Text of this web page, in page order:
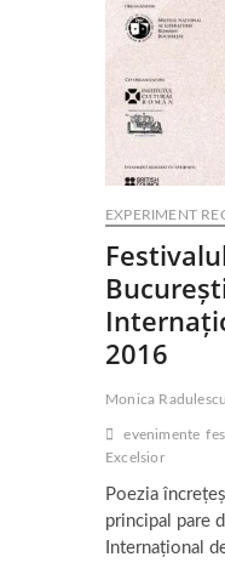
EXPERIMENT
2016
Monica Radulescu
evenimente
Excelsior
Poezia
principal pare
Internațional